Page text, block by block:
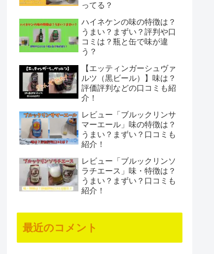
ってる？
ハイネケンの味の特徴は？
うまい？まずい？評判や口
コミは？瓶と缶で味が違
う？
【エッティンガーシュヴァ
ルツ（黒ビール）】味は？
評価評判などの口コミも紹
介！
レビュー「ブルックリンサ
マーエール」味の特徴は？
うまい？まずい？口コミも
紹介！
レビュー「ブルックリンソ
ラチエース」味・特徴は？
うまい？まずい？口コミも
紹介！
最近のコメント